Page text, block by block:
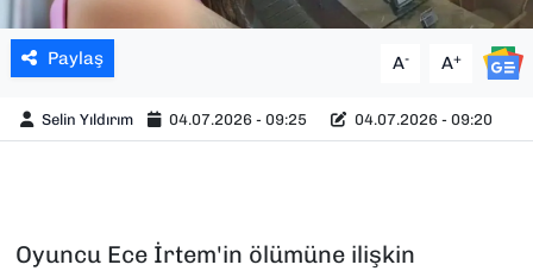
Paylaş A- A+
Selin Yıldırım 04.07.2026 - 09:25 04.07.2026 - 09:20
Oyuncu Ece İrtem'in ölümüne ilişkin